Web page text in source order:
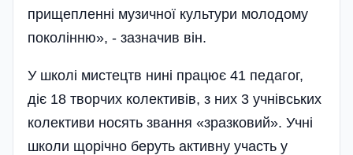
прищепленні музичної культури молодому
поколінню», - зазначив він.
У школі мистецтв нині працює 41 педагог,
діє 18 творчих колективів, з них 3 учнівських
колективи носять звання «зразковий». Учні
школи щорічно беруть активну участь у